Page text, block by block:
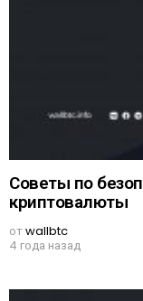
Советы по
криптовалюты
отwallbtc
4 года назад